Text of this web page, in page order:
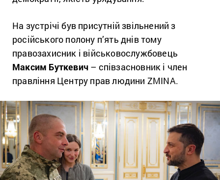
На зустрічі був присутній звільнений з
російського полону п’ять днів тому
правозахисник і військовослужбовець
Максим Буткевич – співзасновник і член
правління Центру прав людини ZMINA.